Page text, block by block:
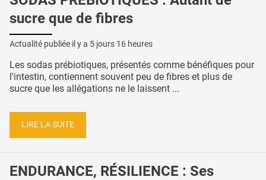
sucre que de fibres
Actualité publiée il y a 5 jours 16 heures
Les sodas prébiotiques, présentés comme bénéfiques pour
l'intestin, contiennent souvent peu de fibres et plus de
sucre que les allégations ne le laissent ...
LIRE LA SUITE
ENDURANCE, RÉSILIENCE : Ses